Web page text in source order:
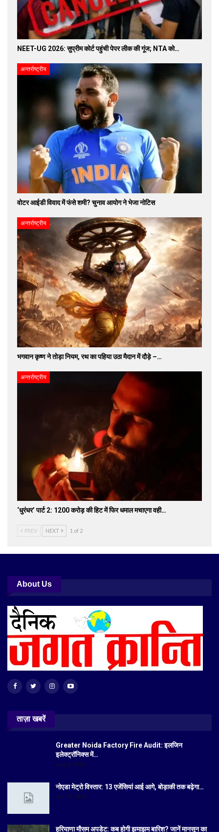
NEET-UG 2026: सुप्रीम कोर्ट पहुंची पेपर लीक की गूंज; NTA को…
अन्तर्राष्ट्रीय
वोटर आईडी विवाद में फंसे शमी? चुनाव आयोग ने भेजा नोटिस
अन्तर्राष्ट्रीय
भगवान कृष्ण ने तोड़ा नियम, रथ का पहिया उठा मैदान में दौड़े –…
अन्तर्राष्ट्रीय
‘धुरंधर’ पार्ट 2: 1200 करोड़ की हिट में फिर धमाल मचाएगा वही…
PREV NEXT 1 of 2
About Us
ताज़ा खबरें
Greater Noida Factory Fire Audit: इलजिन
इलेक्ट्रॉनिक्स में…
Aug 6, 2026
नोएडा मेट्रो विस्तार: 13 एजेंसियां आई आगे, बोड़ाकी तक बढ़ेगा…
Jul 19, 2026
हरियाणा मौसम अपडेट: कब होगी झमाझम बारिश? जानें मानसून का